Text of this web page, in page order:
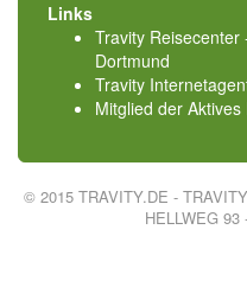
Links
Travity
Dortmund
Travity
Mitglied der Aktives
© 2015 TRAVITY.DE -
HELLWEG 93